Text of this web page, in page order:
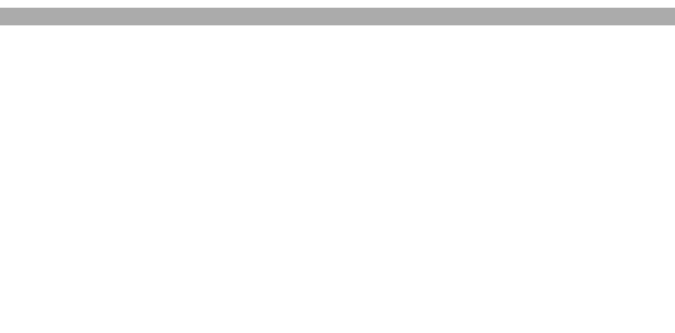
the Corporation has caused its corporate name to be subscribed hereto by its duly authorized